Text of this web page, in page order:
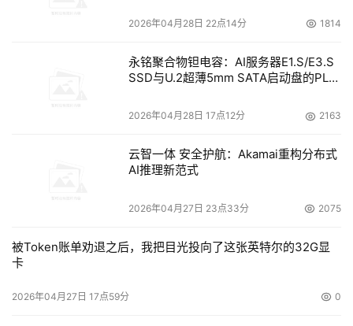
2026年04月28日 22点14分 1814
永铭聚合物钽电容：AI服务器E1.S/E3.S
SSD与U.2超薄5mm SATA启动盘的PLP
2026年04月28日 17点12分 2163
云智一体 安全护航：Akamai重构分布式
AI推理新范式
2026年04月27日 23点33分 2075
被Token账单劝退之后，我把目光投向了这张英特尔的32G显
卡
2026年04月27日 17点59分 0